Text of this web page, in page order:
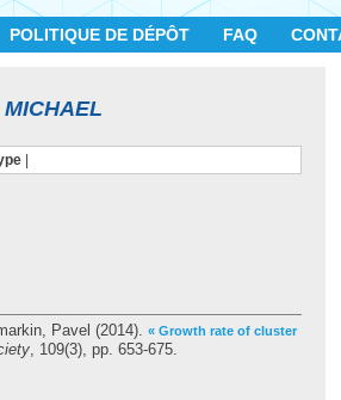
POLITIQUE DE DÉPÔT FAQ
|
Pavel (2014). « Growth rate of cluster
, 109(3), pp. 653-675.